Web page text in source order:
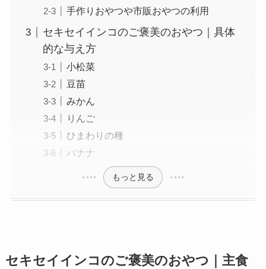
手作りおやつや市販おやつの利用
セキセイインコのご褒美のおやつ｜具体
的な与え方
小松菜
豆苗
みかん
りんご
ひまわりの種
バナナ
もっと見る
セキセイインコのご褒美のおやつ｜主食